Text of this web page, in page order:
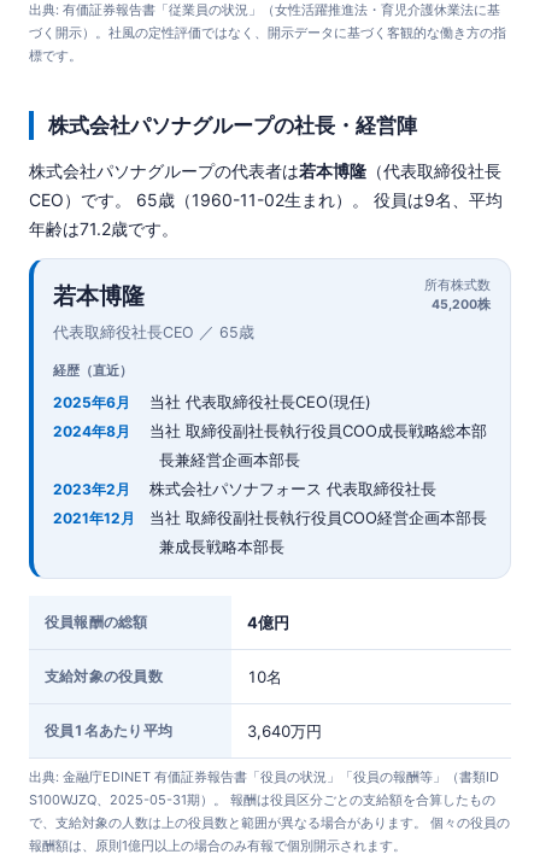
出典: 有価証券報告書「従業員の状況」（女性活躍推進法・育児介護休業法に基
づく開示）。社風の定性評価ではなく、開示データに基づく客観的な働き方の指
標です。
株式会社パソナグループの社長・経営陣
株式会社パソナグループの代表者は若本博隆 （代表取締役社長
CEO）です。 65歳（1960-11-02生まれ）。 役員は9名、平均
年齢は71.2歳です。
若本博隆
代表取締役社長CEO ／ 65歳
所有株式数
45,200株
経歴（直近）
2025年6月 当社 代表取締役社長CEO(現任)
2024年8月
当社 取締役副社長執行役員COO成長戦略総本部
長兼経営企画本部長
2023年2月 株式会社パソナフォース 代表取締役社長
2021年12月
当社 取締役副社長執行役員COO経営企画本部長
兼成長戦略本部長
役員報酬の総額 4億円
支給対象の役員数 10名
役員1名あたり平均 3,640万円
出典: 金融庁EDINET 有価証券報告書「役員の状況」「役員の報酬等」（書類ID
S100WJZQ、2025-05-31期）。 報酬は役員区分ごとの支給額を合算したもの
で、支給対象の人数は上の役員数と範囲が異なる場合があります。 個々の役員の
報酬額は、原則1億円以上の場合のみ有報で個別開示されます。